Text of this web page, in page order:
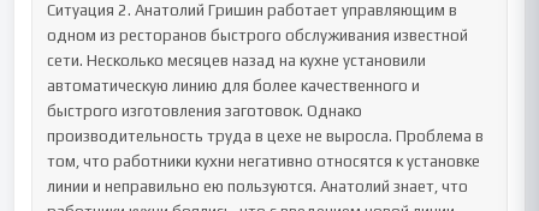
Ситуация 2. Анатолий Гришин работает управляющим в
одном из ресторанов быстрого обслуживания известной
сети. Несколько месяцев назад на кухне установили
автоматическую линию для более качественного и
быстрого изготовления заготовок. Однако
производительность труда в цехе не выросла. Проблема в
том, что работники кухни негативно относятся к установке
линии и неправильно ею пользуются. Анатолий знает, что